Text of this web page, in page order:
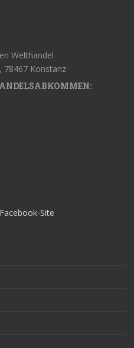
Welthandel
78467 Konstanz
Site